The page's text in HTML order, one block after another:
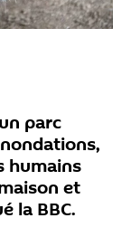
parc
humains
et
la BBC.